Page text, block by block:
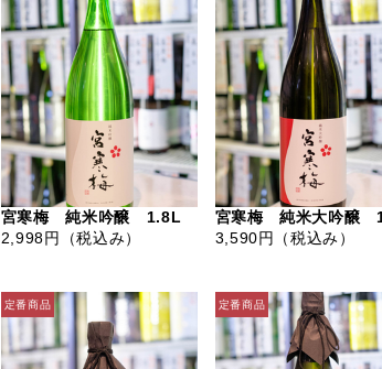
宮寒梅 純米吟醸 1.8L
2,998円
（税込み）
宮寒梅 純米大吟醸
3,590円
（税込み）